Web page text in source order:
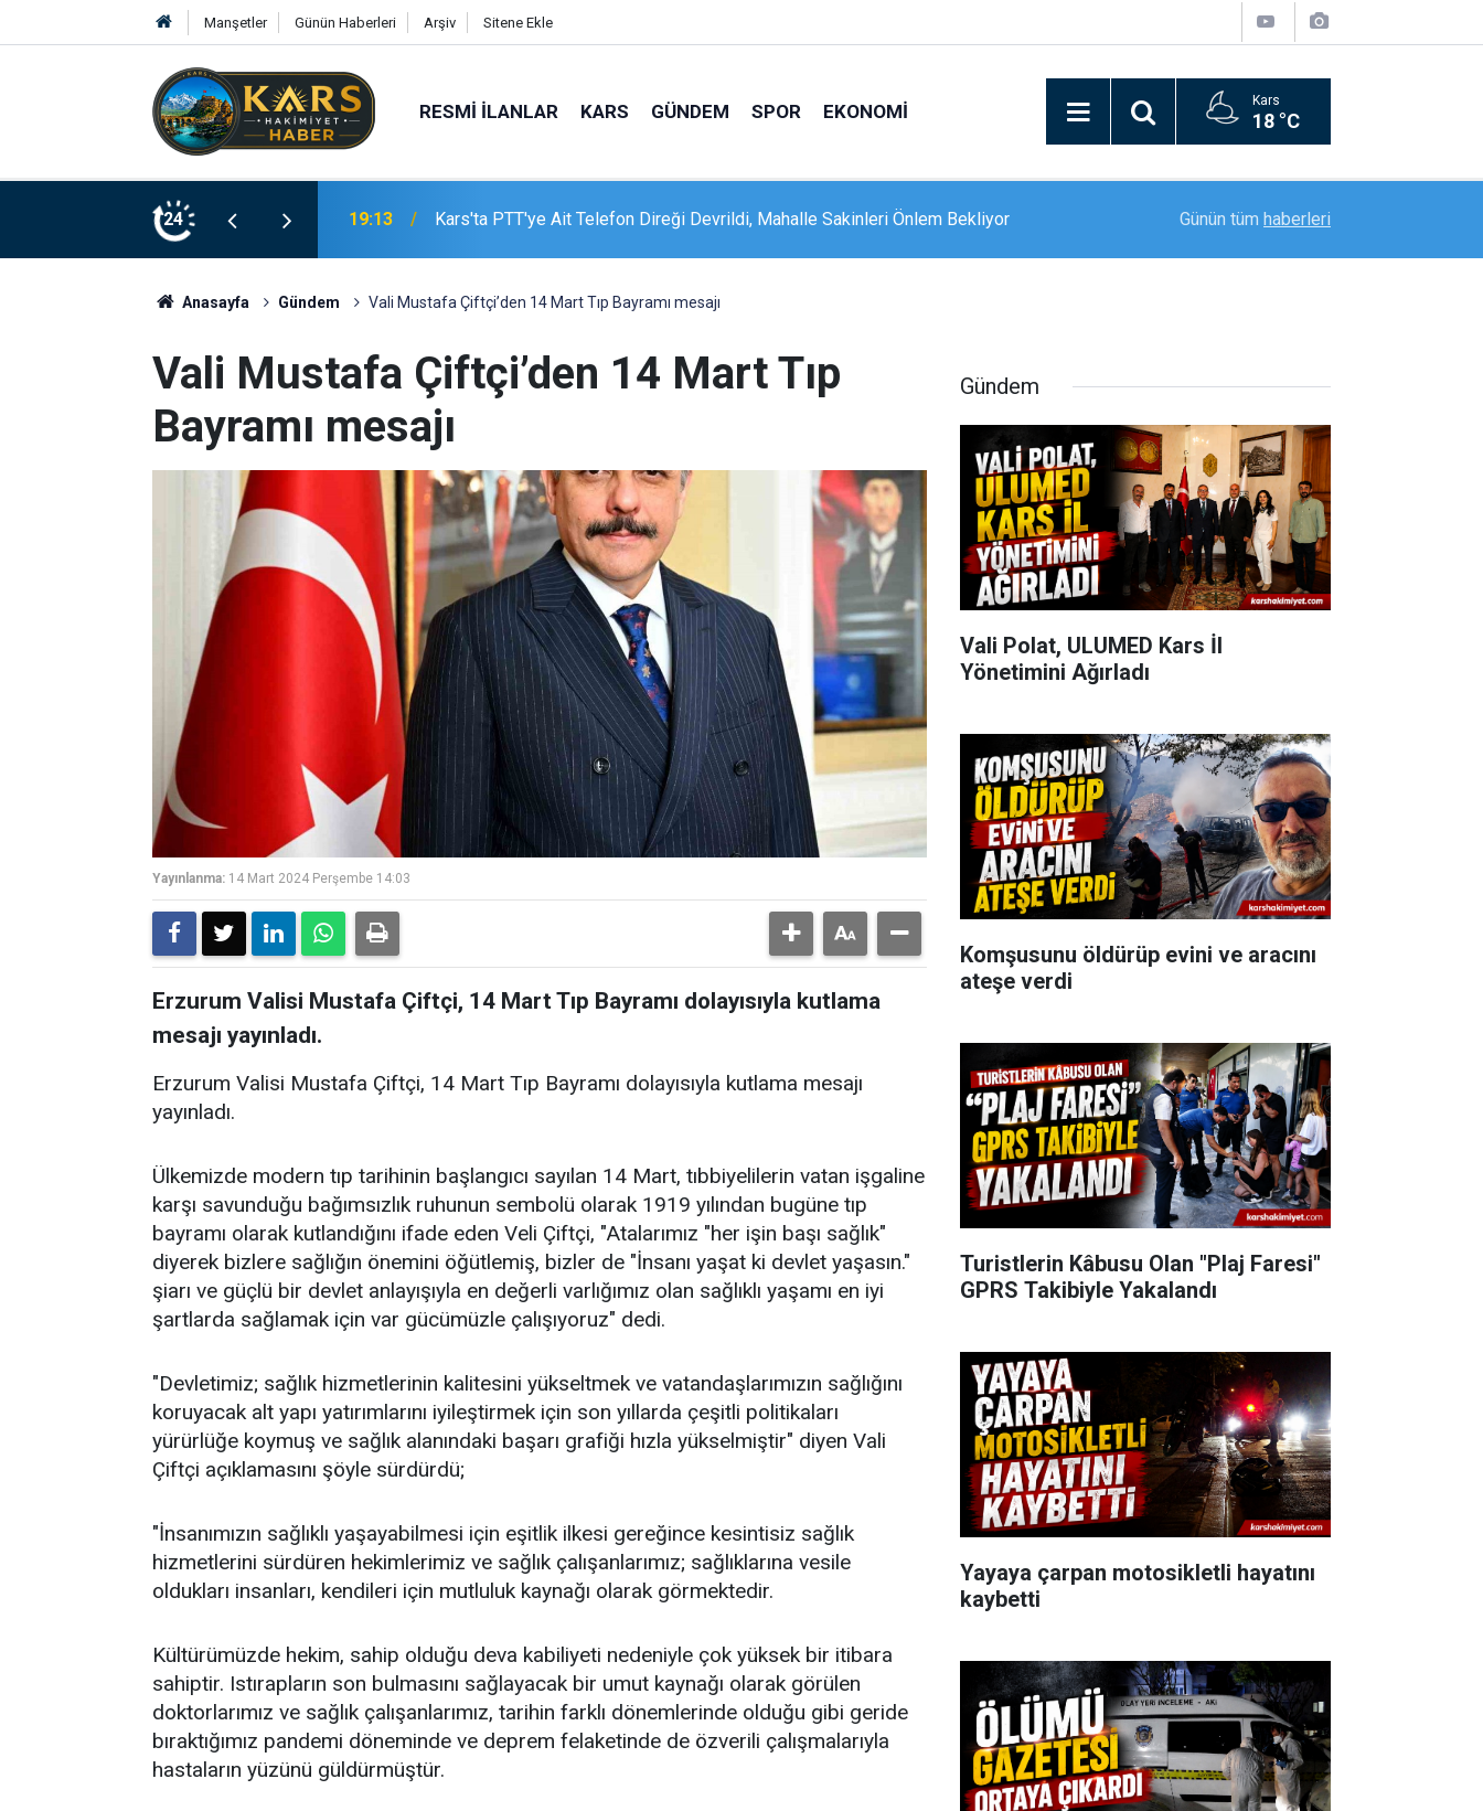
Manşetler Günün Haberleri Arşiv Sitene Ekle
RESMI İLANLAR KARS GÜNDEM SPOR EKONOMI Kars
18 °C
24
Mahalle Sakinleri Önlem Bekliyor 19:10 Aile ve Sosyal Hizmetler Bakanı Göktaş Van’da Erzurumspor FK, sezon öncesi kamp
Günün tüm haberleri
Anasayfa Gündem Vali Mustafa Çiftçi’den 14 Mart Tıp Bayramı mesajı
Vali Mustafa Çiftçi’den 14 Mart Tıp
Bayramı mesajı
Yayınlanma: 14 Mart 2024 Perşembe 14:03
Erzurum Valisi Mustafa Çiftçi, 14 Mart Tıp Bayramı dolayısıyla kutlama
mesajı yayınladı.
Erzurum Valisi Mustafa Çiftçi, 14 Mart Tıp Bayramı dolayısıyla kutlama mesajı
yayınladı.
Ülkemizde modern tıp tarihinin başlangıcı sayılan 14 Mart, tıbbiyelilerin vatan işgaline
karşı savunduğu bağımsızlık ruhunun sembolü olarak 1919 yılından bugüne tıp
bayramı olarak kutlandığını ifade eden Veli Çiftçi, "Atalarımız "her işin başı sağlık"
diyerek bizlere sağlığın önemini öğütlemiş, bizler de "İnsanı yaşat ki devlet yaşasın."
şiarı ve güçlü bir devlet anlayışıyla en değerli varlığımız olan sağlıklı yaşamı en iyi
şartlarda sağlamak için var gücümüzle çalışıyoruz" dedi.
"Devletimiz; sağlık hizmetlerinin kalitesini yükseltmek ve vatandaşlarımızın sağlığını
koruyacak alt yapı yatırımlarını iyileştirmek için son yıllarda çeşitli politikaları
yürürlüğe koymuş ve sağlık alanındaki başarı grafiği hızla yükselmiştir" diyen Vali
Çiftçi açıklamasını şöyle sürdürdü;
"İnsanımızın sağlıklı yaşayabilmesi için eşitlik ilkesi gereğince kesintisiz sağlık
hizmetlerini sürdüren hekimlerimiz ve sağlık çalışanlarımız; sağlıklarına vesile
oldukları insanları, kendileri için mutluluk kaynağı olarak görmektedir.
Kültürümüzde hekim, sahip olduğu deva kabiliyeti nedeniyle çok yüksek bir itibara
sahiptir. Istırapların son bulmasını sağlayacak bir umut kaynağı olarak görülen
doktorlarımız ve sağlık çalışanlarımız, tarihin farklı dönemlerinde olduğu gibi geride
bıraktığımız pandemi döneminde ve deprem felaketinde de özverili çalışmalarıyla
hastaların yüzünü güldürmüştür.
Gündem
Vali Polat, ULUMED Kars İl
Yönetimini Ağırladı
Komşusunu öldürüp evini ve aracını
ateşe verdi
Turistlerin Kâbusu Olan "Plaj Faresi"
GPRS Takibiyle Yakalandı
Yayaya çarpan motosikletli hayatını
kaybetti